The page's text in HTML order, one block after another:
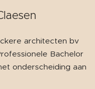
architecten bv
Bachelor
onderscheiding aan